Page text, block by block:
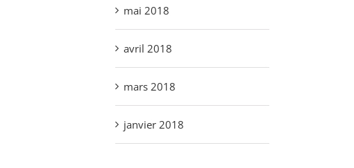
mai 2018
avril 2018
mars 2018
janvier 2018